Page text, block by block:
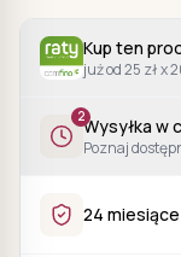
Kup ten
już od 25 zł x
2Wysyłka w
Poznaj
24